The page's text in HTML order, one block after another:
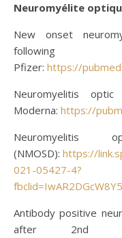
Neuromyélite
New onset
following
Pfizer: https://
Neuromyelitis
Moderna: https://
Neuromyelitis
(NMOSD): https://
021-05427-4?
Antibody positive
after 2nd